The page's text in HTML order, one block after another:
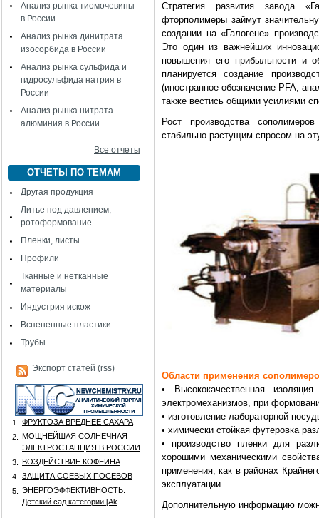
Анализ рынка тиомочевины
в России
Анализ рынка динитрата
изосорбида в России
Анализ рынка сульфида и
гидросульфида натрия в
России
Анализ рынка нитрата
алюминия в России
Все отчеты
ОТЧЕТЫ ПО ТЕМАМ
Другая продукция
Литье под давлением,
ротоформование
Пленки, листы
Профили
Тканные и нетканные
материалы
Индустрия искож
Вспененные пластики
Трубы
Экспорт статей (rss)
1.
ФРУКТОЗА ВРЕДНЕЕ САХАРА
2.
МОЩНЕЙШАЯ СОЛНЕЧНАЯ
ЭЛЕКТРОСТАНЦИЯ В РОССИИ
3.
ВОЗДЕЙСТВИЕ КОФЕИНА
4.
ЗАЩИТА СОЕВЫХ ПОСЕВОВ
5.
ЭНЕРГОЭФФЕКТИВНОСТЬ:
Детский сад категории [Аk
Стратегия развития завода
фторполимеры займут
создании на «Галогене»
Это один из важнейших
повышения его прибыльности и
планируется создание
(иностранное обозначение PFA,
также вестись общими усилиями
Рост производства
стабильно растущим спросом на
Области применения
• Высококачественная
электромеханизмов, при
• изготовление лабораторной
• химически стойкая футеровка
• производство пленки для
хорошими механическими
применения, как в районах
эксплуатации.
Дополнительную информацию